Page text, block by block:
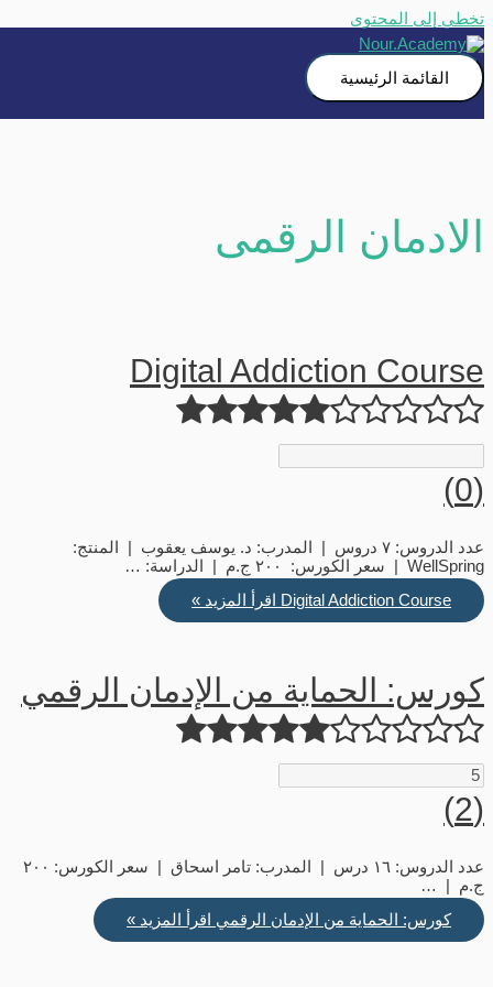
تخطي إلى المحتوى
القائمة الرئيسية
الادمان الرقمى
Digital Addiction Course
عدد الدروس: ٧ دروس | المدرب: د. يوسف يعقوب | المنتج:
WellSpring | سعر الكورس: ٢٠٠ ج.م | الدراسة: …
Digital Addiction Courseاقرأ المزيد »
كورس: الحماية من الإدمان الرقمي
عدد الدروس: ١٦ درس | المدرب: تامر اسحاق | سعر الكورس: ٢٠٠
ج.م | …
كورس: الحماية من الإدمان الرقمياقرأ المزيد »